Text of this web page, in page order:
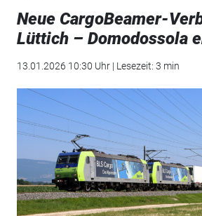
Neue CargoBeamer-
Lüttich – Domodossola
13.01.2026 10:30 Uhr | Lesezeit: 3 min